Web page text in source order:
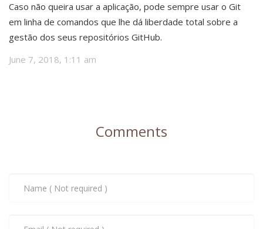
Caso não queira usar a aplicação, pode sempre usar o Git
em linha de comandos que lhe dá liberdade total sobre a
gestão dos seus repositórios GitHub.
June 7, 2018, 1:11 am
Comments